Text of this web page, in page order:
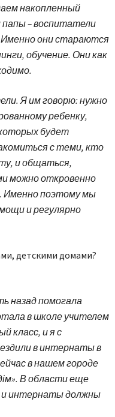
накопленный
– воспитатели
они стараются
обучение. Они как
Я им говорю: нужно
ребенку,
будет
с теми, кто
и общаться,
можно откровенно
Именно поэтому мы
и регулярно
детскими домами?
назад помогала
в школе учителем
класс, и я с
в интернаты в
в нашем городе
В области еще
и интернаты должны